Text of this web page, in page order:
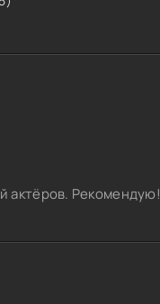
актёров. Рекомендую!